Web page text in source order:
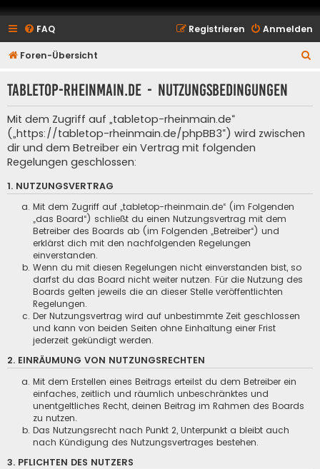
FAQ Anmelden
Registrieren
Foren-Übersicht
h
tabletop-rheinmain.de - Nutzungsbedingungen
Mit dem Zugriff auf „tabletop-rheinmain.de“
(„https://tabletop-rheinmain.de/phpBB3“) wird zwischen
dir und dem Betreiber ein Vertrag mit folgenden
Regelungen geschlossen:
1. NUTZUNGSVERTRAG
Mit dem Zugriff auf „tabletop-rheinmain.de“ (im Folgenden
„das Board“) schließt du einen Nutzungsvertrag mit dem
Betreiber des Boards ab (im Folgenden „Betreiber“) und
erklärst dich mit den nachfolgenden Regelungen
einverstanden.
Wenn du mit diesen Regelungen nicht einverstanden bist, so
darfst du das Board nicht weiter nutzen. Für die Nutzung des
Boards gelten jeweils die an dieser Stelle veröffentlichten
Regelungen.
Der Nutzungsvertrag wird auf unbestimmte Zeit geschlossen
und kann von beiden Seiten ohne Einhaltung einer Frist
jederzeit gekündigt werden.
2. EINRÄUMUNG VON NUTZUNGSRECHTEN
Mit dem Erstellen eines Beitrags erteilst du dem Betreiber ein
einfaches, zeitlich und räumlich unbeschränktes und
unentgeltliches Recht, deinen Beitrag im Rahmen des Boards
zu nutzen.
Das Nutzungsrecht nach Punkt 2, Unterpunkt a bleibt auch
nach Kündigung des Nutzungsvertrages bestehen.
3. PFLICHTEN DES NUTZERS